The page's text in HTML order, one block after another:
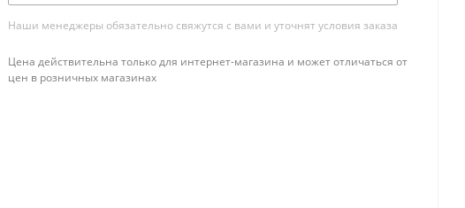
Наши менеджеры обязательно свяжутся с вами и уточнят условия заказа
Цена действительна только для интернет-магазина и может отличаться от
цен в розничных магазинах